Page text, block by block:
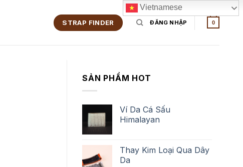
STRAP FINDER ĐĂNG NHẬP 0
SẢN PHẨM HOT
Ví Da Cá Sấu
Himalayan
Thay Kim Loại Qua Dây
Da
Vietnamese